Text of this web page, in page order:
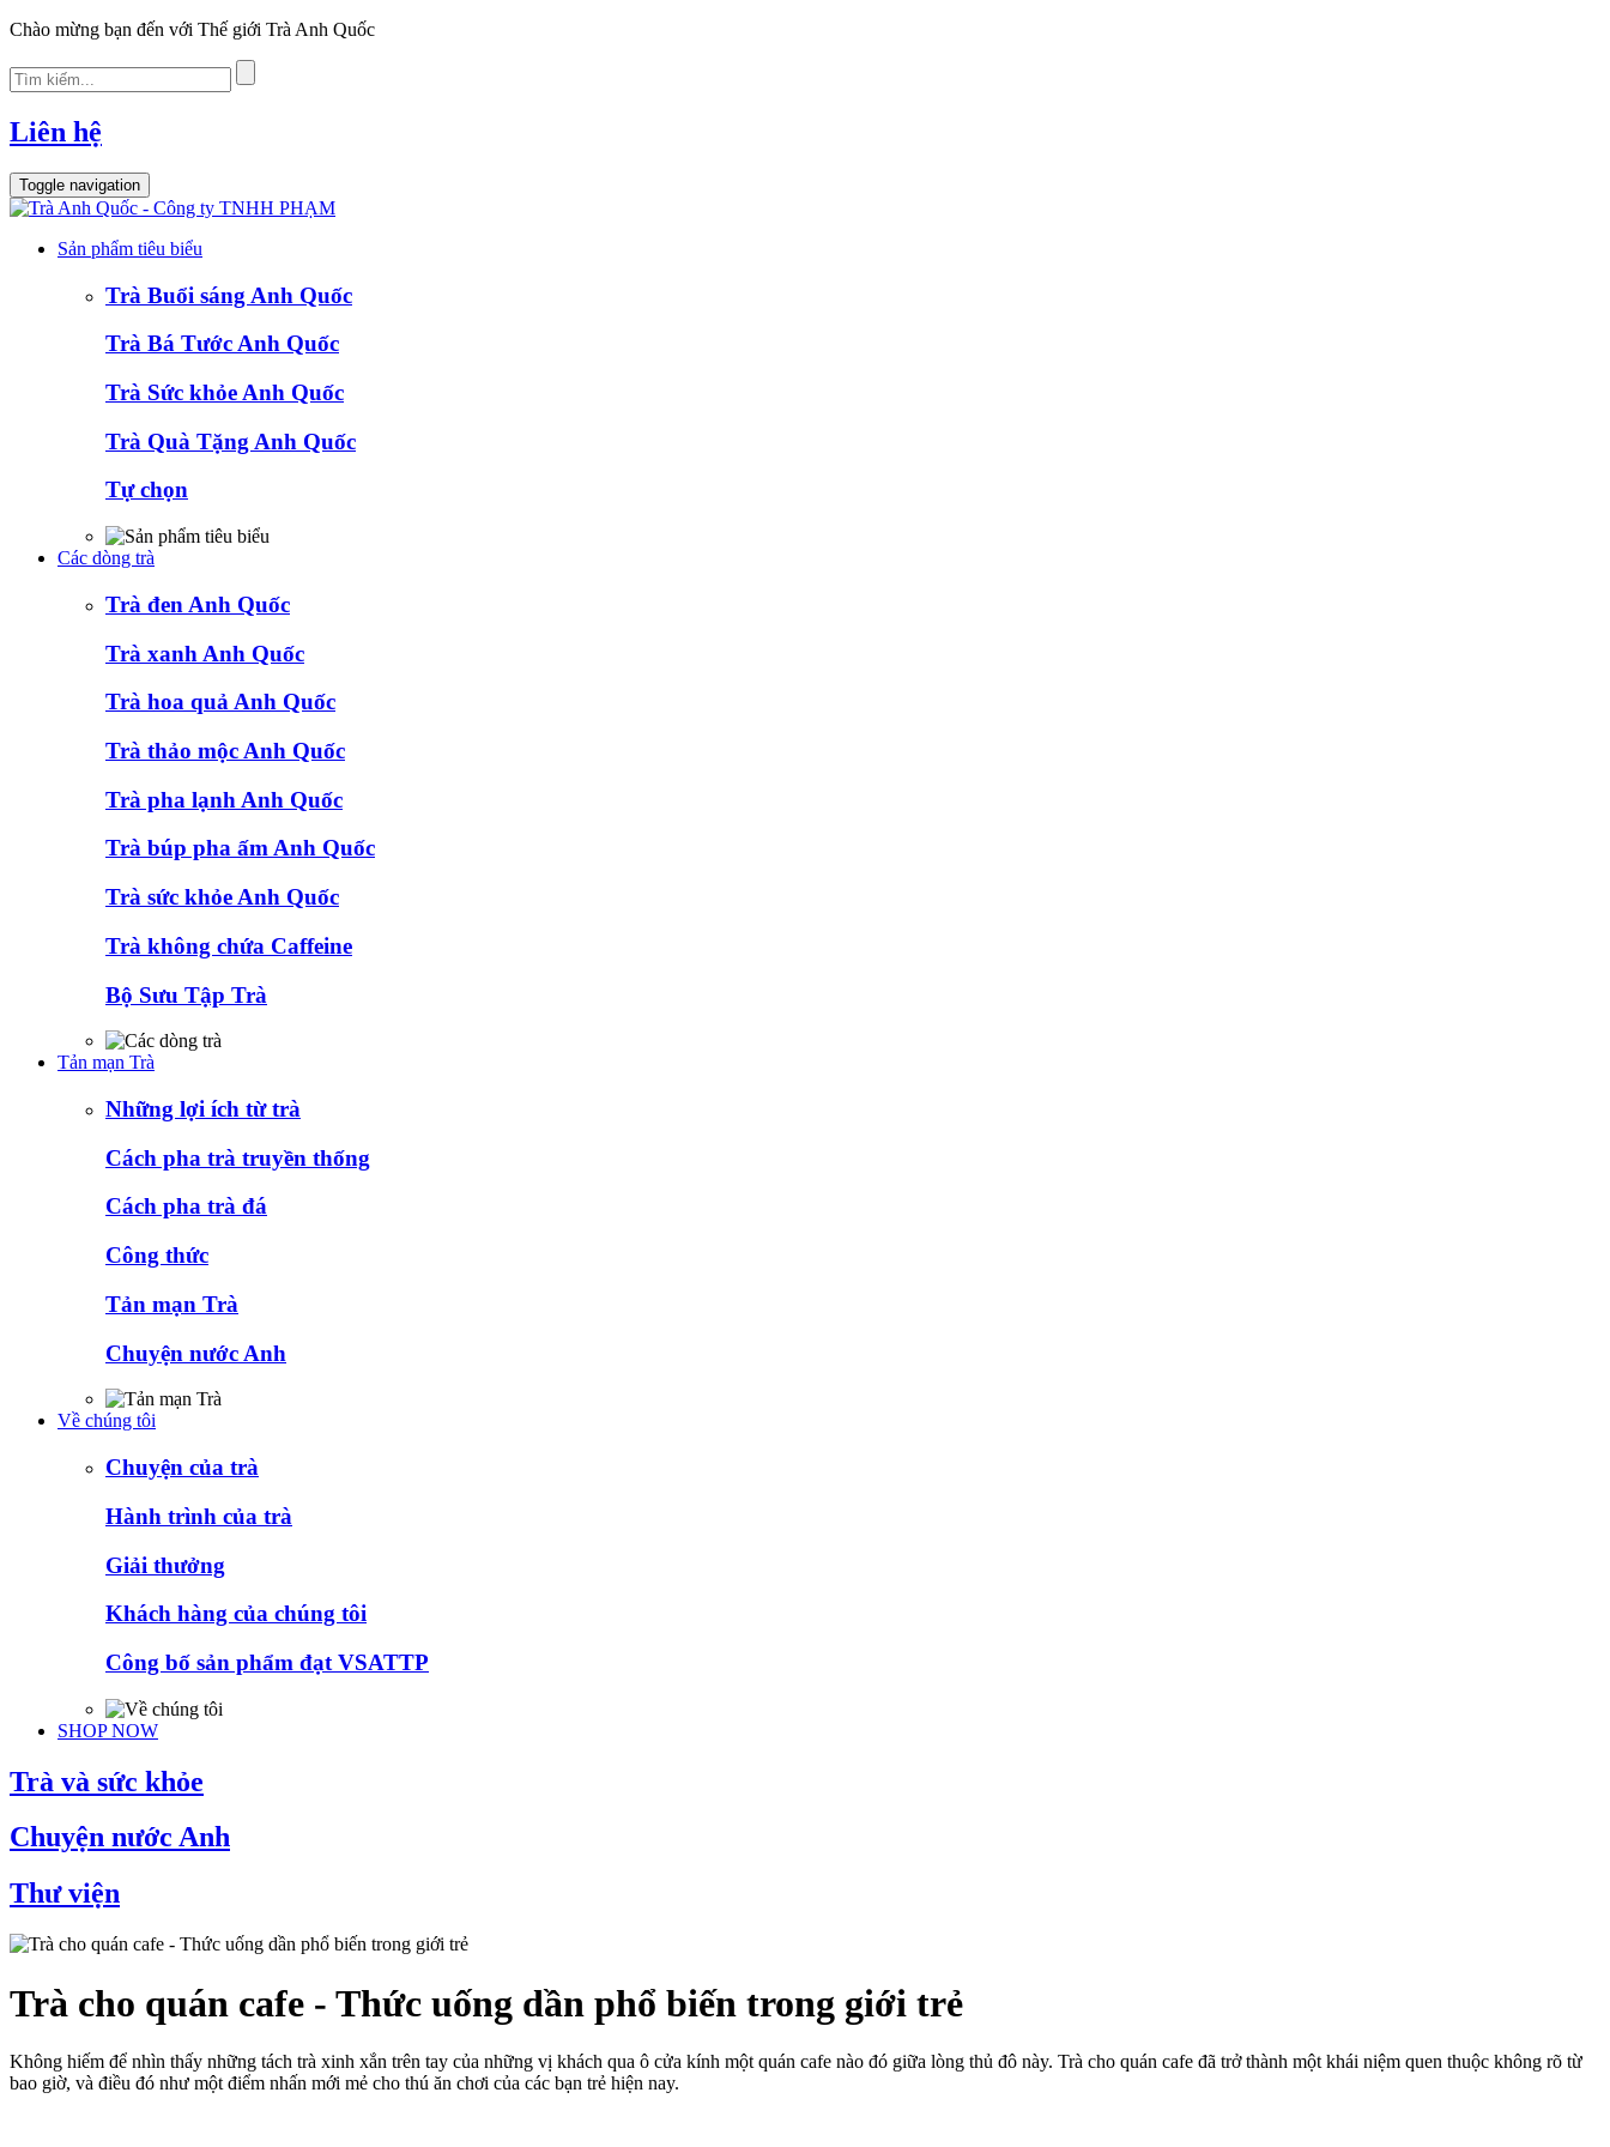
Chào mừng bạn đến với Thế giới Trà Anh Quốc
Liên hệ
Toggle navigation
Sản phẩm tiêu biểu
Trà Buổi sáng Anh Quốc
Trà Bá Tước Anh Quốc
Trà Sức khỏe Anh Quốc
Trà Quà Tặng Anh Quốc
Tự chọn
Các dòng trà
Trà đen Anh Quốc
Trà xanh Anh Quốc
Trà hoa quả Anh Quốc
Trà thảo mộc Anh Quốc
Trà pha lạnh Anh Quốc
Trà búp pha ấm Anh Quốc
Trà sức khỏe Anh Quốc
Trà không chứa Caffeine
Bộ Sưu Tập Trà
Tản mạn Trà
Những lợi ích từ trà
Cách pha trà truyền thống
Cách pha trà đá
Công thức
Tản mạn Trà
Chuyện nước Anh
Về chúng tôi
Chuyện của trà
Hành trình của trà
Giải thưởng
Khách hàng của chúng tôi
Công bố sản phẩm đạt VSATTP
SHOP NOW
Trà và sức khỏe
Chuyện nước Anh
Thư viện
Trà cho quán cafe - Thức uống dần phổ biến trong giới trẻ
Không hiếm để nhìn thấy những tách trà xinh xắn trên tay của những vị khách qua ô cửa kính một quán cafe nào đó giữa lòng thủ đô này. Trà cho quán cafe đã trở thành một khái niệm quen thuộc không rõ từ
bao giờ, và điều đó như một điểm nhấn mới mẻ cho thú ăn chơi của các bạn trẻ hiện nay.